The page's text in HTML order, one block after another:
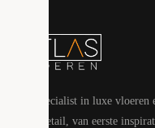
Uw specialist in luxe
voor detail, van eerste